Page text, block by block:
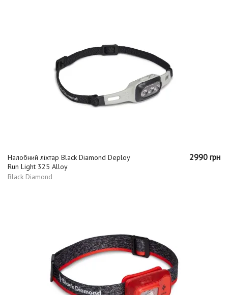
Налобний ліхтар Black Diamond Deploy
Run Light 325 Alloy
Black Diamond
2990 грн